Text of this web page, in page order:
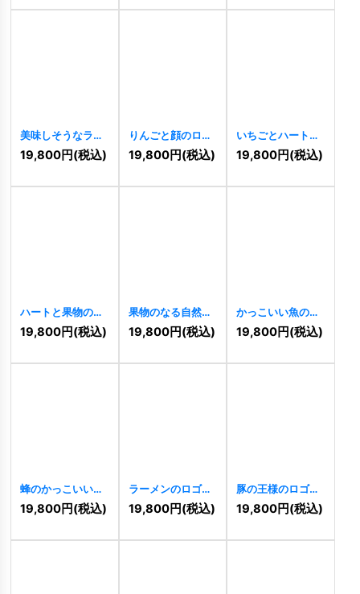
美味しそうなラー
メンのロゴ[3179]
19,800円(税込)
りんごと顔のロゴ
[1620]
19,800円(税込)
いちごとハートの
ロゴ[1621]
19,800円(税込)
ハートと果物のロ
ゴ 2623]
19,800円(税込)
果物のなる自然の
中の木のロゴ
2468
19,800円(税込)
かっこいい魚のロ
ゴ 2320]
19,800円(税込)
蜂のかっこいいロ
ゴ 2274]
19,800円(税込)
ラーメンのロゴ
[2144]
19,800円(税込)
豚の王様のロゴ
[2117]
19,800円(税込)